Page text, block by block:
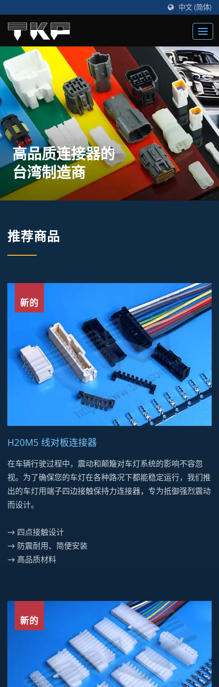
中文 (简体)
高品质连接器的
台湾制造商
推荐商品
新的
H20M5 线对板连接器
在车辆行驶过程中，震动和颠簸对车灯系统的影响不容忽
视。为了确保您的车灯在各种路况下都能稳定运行，我们推
出的车灯用端子四边接触保持力连接器，专为抵御强烈震动
而设计。
→ 四点接触设计
→ 防震耐用、简便安装
→ 高品质材料
新的